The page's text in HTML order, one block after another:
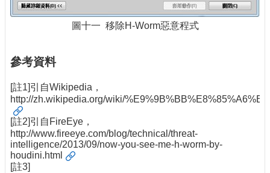
圖十一 移除H-Worm惡意程式
參考資料
[註1]引自Wikipedia，
http://zh.wikipedia.org/wiki/
[註2]引自FireEye，
http://www.fireeye.com/blog/technical/threat-
intelligence/2013/09/now-you-see-me-h-worm-by-
houdini.html
[註3]